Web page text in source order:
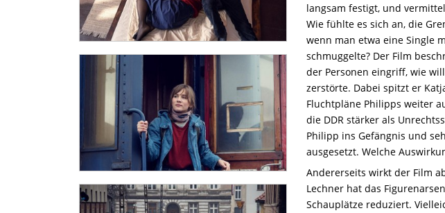
langsam festigt, und
Wie fühlte es sich an, die
wenn man etwa eine Single
schmuggelte? Der Film
der Personen eingriff, wie
zerstörte. Dabei spitzt er
Fluchtpläne Philipps weiter
die DDR stärker als
Philipp ins Gefängnis und
ausgesetzt. Welche
Andererseits wirkt der Film
Lechner hat das
Schauplätze reduziert.